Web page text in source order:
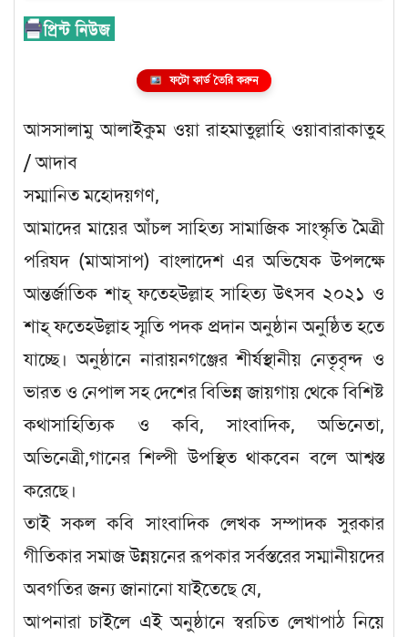
ফটো কার্ড তৈরি করুন
আসসালামু আলাইকুম ওয়া রাহমাতুল্লাহি ওয়াবারাকাতুহ
/ আদাব
সম্মানিত মহোদয়গণ,
আমাদের মায়ের আঁচল সাহিত্য সামাজিক সাংস্কৃতি মৈত্রী
পরিষদ (মাআসাপ) বাংলাদেশ এর অভিষেক উপলক্ষে
আন্তর্জাতিক শাহ্ ফতেহউল্লাহ সাহিত্য উৎসব ২০২১ ও
শাহ্ ফতেহউল্লাহ স্মৃতি পদক প্রদান অনুষ্ঠান অনুষ্ঠিত হতে
যাচ্ছে। অনুষ্ঠানে নারায়নগঞ্জের শীর্ষস্থানীয় নেতৃবৃন্দ ও
ভারত ও নেপাল সহ দেশের বিভিন্ন জায়গায় থেকে বিশিষ্ট
কথাসাহিত্যিক ও কবি, সাংবাদিক, অভিনেতা,
অভিনেত্রী,গানের শিল্পী উপস্থিত থাকবেন বলে আশ্বস্ত
করেছে।
তাই সকল কবি সাংবাদিক লেখক সম্পাদক সুরকার
গীতিকার সমাজ উন্নয়নের রূপকার সর্বস্তরের সম্মানীয়দের
অবগতির জন্য জানানো যাইতেছে যে,
আপনারা চাইলে এই অনুষ্ঠানে স্বরচিত লেখাপাঠ নিয়ে